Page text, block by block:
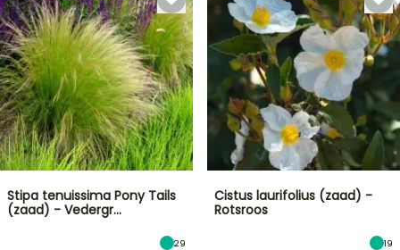
Stipa tenuissima Pony Tails
(zaad) - Vedergr…
29
Cistus laurifolius (zaad) -
Rotsroos
19